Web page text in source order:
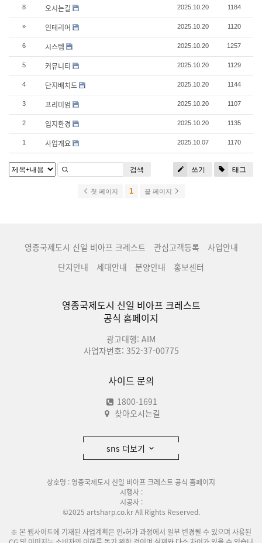
8 오시는길 2025.10.20 1184
» 인테리어 2025.10.20 1120
6 시스템 2025.10.20 1257
5 커뮤니티 2025.10.20 1129
4 단지배치도 2025.10.20 1144
3 프리미엄 2025.10.20 1107
2 입지환경 2025.10.20 1135
1 사업개요 2025.10.07 1170
쓰기 태그
검색
첫 페이지 1 끝 페이지
영종국제도시 신일 비아프 크레스트 관심고객등록
사업안내
단지안내
세대안내 분양안내 홍보센터
영종국제도시 신일 비아프 크레스트
공식 홈페이지
광고대행: AIM
사업자번호: 352-37-00775
사이드 문의
1800-1691
찾아오시는길
sns 더보기
상호명 : 영종국제도시 신일 비아프 크레스트 공식 홈페이지
시행사 :
시공사 :
©2025 artsharp.co.kr All Rights Reserved.
※ 본 웹사이트에 기재된 사업계획은 인•허가 과정에서 일부 변경될 수 있으며 사용된